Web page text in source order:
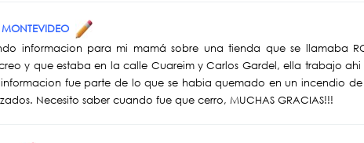
informacion para mi mamá sobre una tienda que se llamaba
y que estaba en la calle Cuareim y Carlos Gardel, ella trabajo
fue parte de lo que se habia quemado en un incendio
Necesito saber cuando fue que cerro, MUCHAS GRACIAS!!!